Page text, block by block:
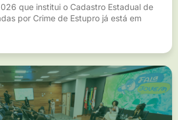
que institui o Cadastro Estadual de
por Crime de Estupro já está em